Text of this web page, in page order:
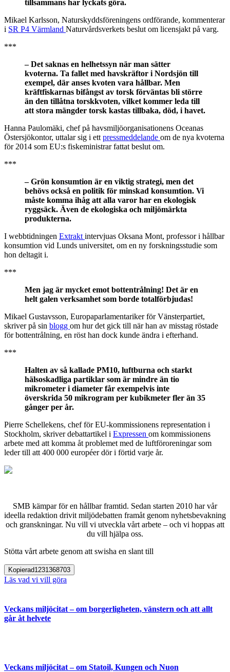
tillsammans har lyckats göra.
Mikael Karlsson, Naturskyddsföreningens ordförande, kommenterar
i SR P4 Värmland Naturvårdsverkets beslut om licensjakt på varg.
***
– Det saknas en helhetssyn när man sätter
kvoterna. Ta fallet med havskräftor i Nordsjön till
exempel, där anses kvoten vara hållbar. Men
kräftfiskarnas bifångst av torsk förväntas bli större
än den tillåtna torskkvoten, vilket kommer leda till
att stora mängder torsk kastas tillbaka, död, i havet.
Hanna Paulomäki, chef på havsmiljöorganisationens Oceanas
Östersjökontor, uttalar sig i ett pressmeddelande om de nya kvoterna
för 2014 som EU:s fiskeministrar fattat beslut om.
***
– Grön konsumtion är en viktig strategi, men det
behövs också en politik för minskad konsumtion. Vi
måste komma ihåg att alla varor har en ekologisk
ryggsäck. Även de ekologiska och miljömärkta
produkterna.
I webbtidningen Extrakt intervjuas Oksana Mont, professor i hållbar
konsumtion vid Lunds universitet, om en ny forskningsstudie som
hon deltagit i.
***
Men jag är mycket emot bottentrålning! Det är en
helt galen verksamhet som borde totalförbjudas!
Mikael Gustavsson, Europaparlamentariker för Vänsterpartiet,
skriver på sin blogg om hur det gick till när han av misstag röstade
för bottentrålning, en röst han dock kunde ändra i efterhand.
***
Halten av så kallade PM10, luftburna och starkt
hälsoskadliga partiklar som är mindre än tio
mikrometer i diameter får exempelvis inte
överskrida 50 mikrogram per kubikmeter fler än 35
gånger per år.
Pierre Schellekens, chef för EU-kommissionens representation i
Stockholm, skriver debattartikel i Expressen om kommissionens
arbete med att komma åt problemet med de luftföroreningar som
leder till att 400 000 européer dör i förtid varje år.
SMB kämpar för en hållbar framtid. Sedan starten 2010 har vår
ideella redaktion drivit miljödebatten framåt genom nyhetsbevakning
och granskningar. Nu vill vi utveckla vårt arbete – och vi hoppas att
du vill hjälpa oss.
Stötta vårt arbete genom att swisha en slant till
Kopierad1231368703
Läs vad vi vill göra
Veckans miljöcitat – om borgerligheten, vänstern och att allt
går åt helvete
Veckans miljöcitat – om Statoil, Kungen och Nuon